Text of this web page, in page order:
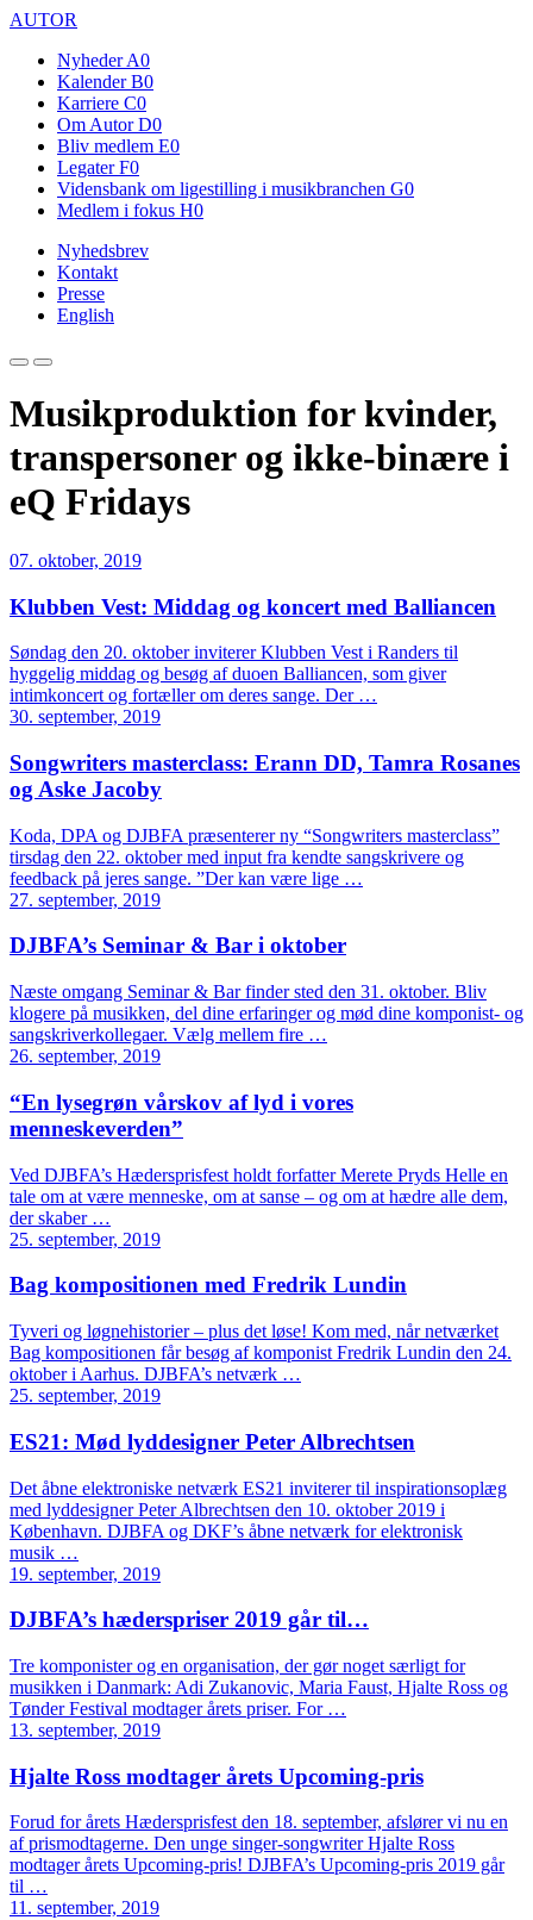
AUTOR
Nyheder A0
Kalender B0
Karriere C0
Om Autor D0
Bliv medlem E0
Legater F0
Vidensbank om ligestilling i musikbranchen G0
Medlem i fokus H0
Nyhedsbrev
Kontakt
Presse
English
Musikproduktion for kvinder,
transpersoner og ikke-binære i
eQ Fridays
07. oktober, 2019
Klubben Vest: Middag og koncert med Balliancen
Søndag den 20. oktober inviterer Klubben Vest i Randers til
hyggelig middag og besøg af duoen Balliancen, som giver
intimkoncert og fortæller om deres sange. Der …
30. september, 2019
Songwriters masterclass: Erann DD, Tamra Rosanes
og Aske Jacoby
Koda, DPA og DJBFA præsenterer ny “Songwriters masterclass”
tirsdag den 22. oktober med input fra kendte sangskrivere og
feedback på jeres sange. ”Der kan være lige …
27. september, 2019
DJBFA’s Seminar & Bar i oktober
Næste omgang Seminar & Bar finder sted den 31. oktober. Bliv
klogere på musikken, del dine erfaringer og mød dine komponist- og
sangskriverkollegaer. Vælg mellem fire …
26. september, 2019
“En lysegrøn vårskov af lyd i vores
menneskeverden”
Ved DJBFA’s Hædersprisfest holdt forfatter Merete Pryds Helle en
tale om at være menneske, om at sanse – og om at hædre alle dem,
der skaber …
25. september, 2019
Bag kompositionen med Fredrik Lundin
Tyveri og løgnehistorier – plus det løse! Kom med, når netværket
Bag kompositionen får besøg af komponist Fredrik Lundin den 24.
oktober i Aarhus. DJBFA’s netværk …
25. september, 2019
ES21: Mød lyddesigner Peter Albrechtsen
Det åbne elektroniske netværk ES21 inviterer til inspirationsoplæg
med lyddesigner Peter Albrechtsen den 10. oktober 2019 i
København. DJBFA og DKF’s åbne netværk for elektronisk
musik …
19. september, 2019
DJBFA’s hæderspriser 2019 går til…
Tre komponister og en organisation, der gør noget særligt for
musikken i Danmark: Adi Zukanovic, Maria Faust, Hjalte Ross og
Tønder Festival modtager årets priser. For …
13. september, 2019
Hjalte Ross modtager årets Upcoming-pris
Forud for årets Hædersprisfest den 18. september, afslører vi nu en
af prismodtagerne. Den unge singer-songwriter Hjalte Ross
modtager årets Upcoming-pris! DJBFA’s Upcoming-pris 2019 går
til …
11. september, 2019